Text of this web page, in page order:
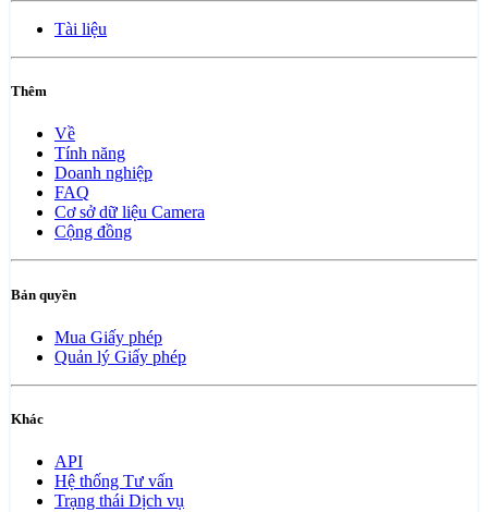
Tài liệu
Thêm
Về
Tính năng
Doanh nghiệp
FAQ
Cơ sở dữ liệu Camera
Cộng đồng
Bản quyền
Mua Giấy phép
Quản lý Giấy phép
Khác
API
Hệ thống Tư vấn
Trạng thái Dịch vụ